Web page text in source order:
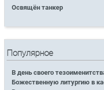
Освящён танкер
Популярное
В день своего
Божественную литургию в